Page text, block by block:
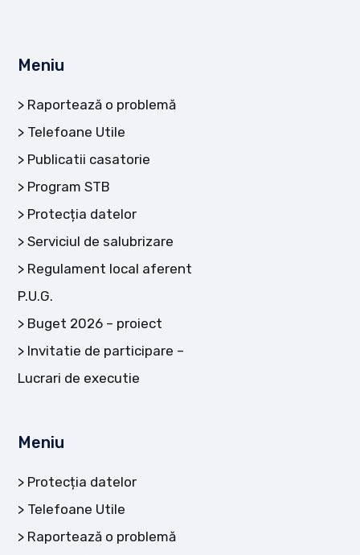
Meniu
Raportează o problemă
Telefoane Utile
Publicatii casatorie
Program STB
Protecția datelor
Serviciul de salubrizare
Regulament local aferent
P.U.G.
Buget 2026 – proiect
Invitatie de participare –
Lucrari de executie
Meniu
Protecția datelor
Telefoane Utile
Raportează o problemă